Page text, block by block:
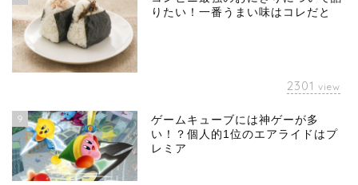
りたい！一番うまい味はコレだと
2301 view
9
ゲームキューブには神ゲーが多
い！？個人的1位のエアライドはプ
レミア